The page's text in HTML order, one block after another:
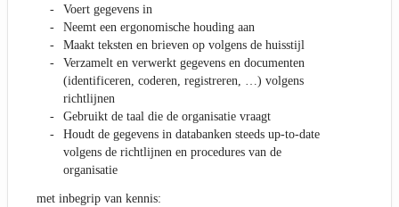
Voert gegevens in
Neemt een ergonomische houding aan
Maakt teksten en brieven op volgens de huisstijl
Verzamelt en verwerkt gegevens en documenten
(identificeren, coderen, registreren, …) volgens
richtlijnen
Gebruikt de taal die de organisatie vraagt
Houdt de gegevens in databanken steeds up-to-date
volgens de richtlijnen en procedures van de
organisatie
met inbegrip van kennis: